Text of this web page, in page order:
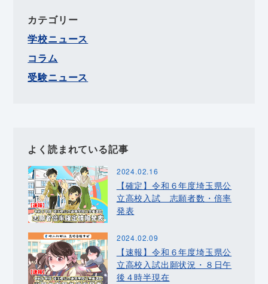
カテゴリー
学校ニュース
コラム
受験ニュース
よく読まれている記事
2024.02.16
【確定】令和６年度埼玉県公
立高校入試 志願者数・倍率
発表
2024.02.09
【速報】令和６年度埼玉県公
立高校入試出願状況・８日午
後４時半現在